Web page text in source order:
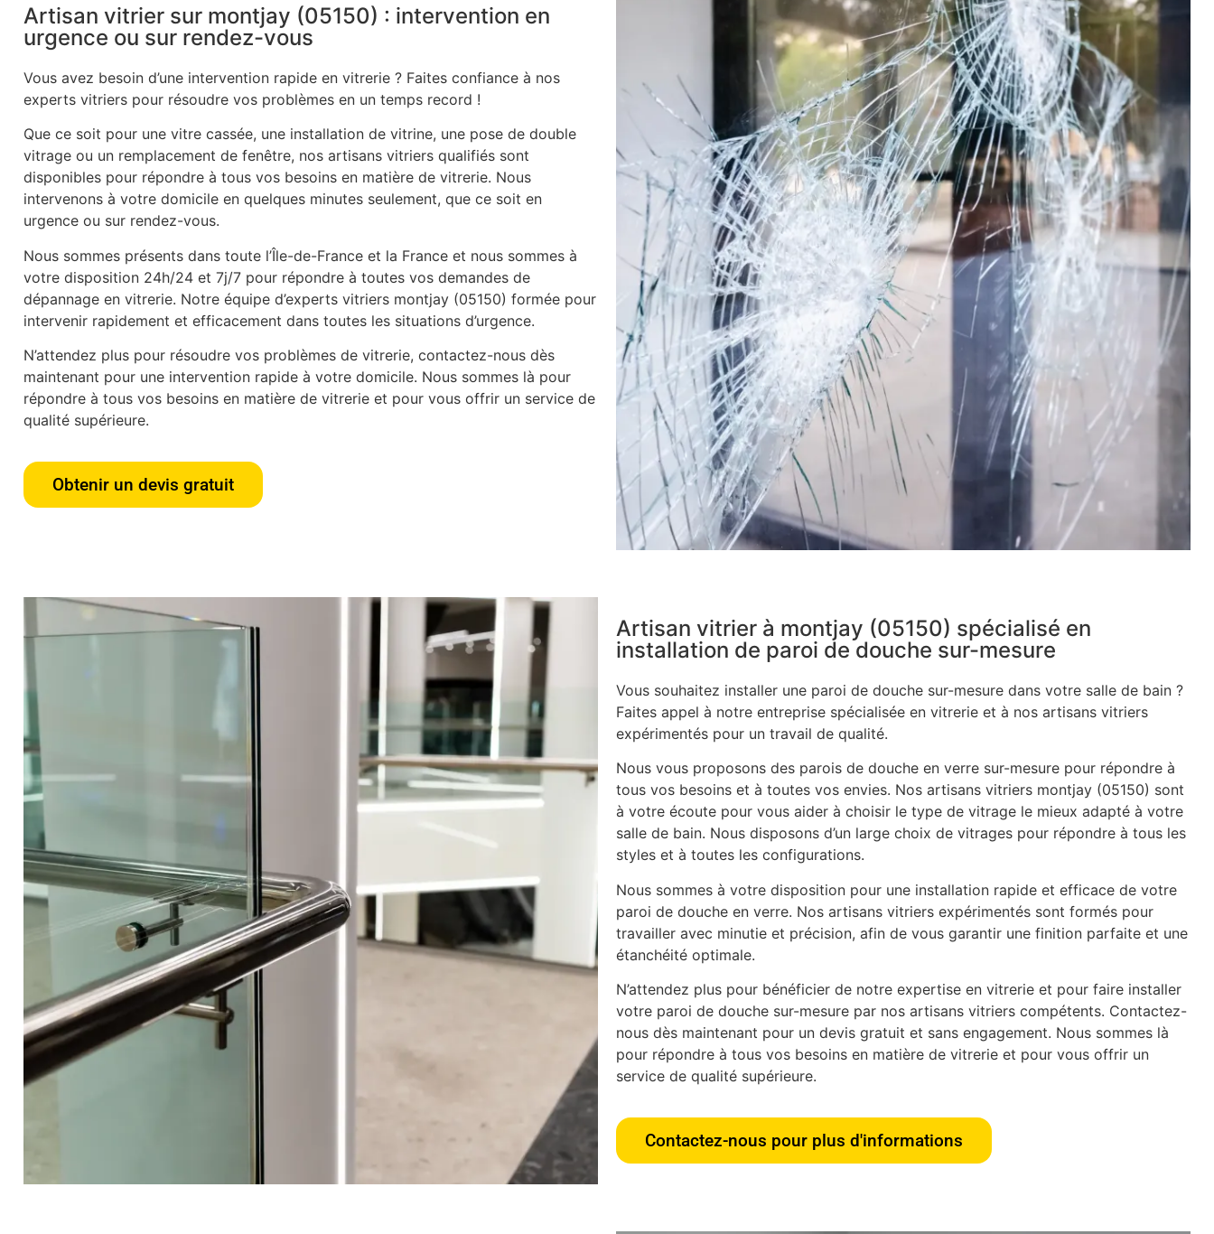
Artisan vitrier sur montjay (05150) : intervention en
urgence ou sur rendez-vous
Vous avez besoin d’une intervention rapide en vitrerie ? Faites confiance à nos
experts vitriers pour résoudre vos problèmes en un temps record !
Que ce soit pour une vitre cassée, une installation de vitrine, une pose de double
vitrage ou un remplacement de fenêtre, nos artisans vitriers qualifiés sont
disponibles pour répondre à tous vos besoins en matière de vitrerie. Nous
intervenons à votre domicile en quelques minutes seulement, que ce soit en
urgence ou sur rendez-vous.
Nous sommes présents dans toute l’Île-de-France et la France et nous sommes à
votre disposition 24h/24 et 7j/7 pour répondre à toutes vos demandes de
dépannage en vitrerie. Notre équipe d’experts vitriers montjay (05150) formée pour
intervenir rapidement et efficacement dans toutes les situations d’urgence.
N’attendez plus pour résoudre vos problèmes de vitrerie, contactez-nous dès
maintenant pour une intervention rapide à votre domicile. Nous sommes là pour
répondre à tous vos besoins en matière de vitrerie et pour vous offrir un service de
qualité supérieure.
Obtenir un devis gratuit
Artisan vitrier à montjay (05150) spécialisé en
installation de paroi de douche sur-mesure
Vous souhaitez installer une paroi de douche sur-mesure dans votre salle de bain ?
Faites appel à notre entreprise spécialisée en vitrerie et à nos artisans vitriers
expérimentés pour un travail de qualité.
Nous vous proposons des parois de douche en verre sur-mesure pour répondre à
tous vos besoins et à toutes vos envies. Nos artisans vitriers montjay (05150) sont
à votre écoute pour vous aider à choisir le type de vitrage le mieux adapté à votre
salle de bain. Nous disposons d’un large choix de vitrages pour répondre à tous les
styles et à toutes les configurations.
Nous sommes à votre disposition pour une installation rapide et efficace de votre
paroi de douche en verre. Nos artisans vitriers expérimentés sont formés pour
travailler avec minutie et précision, afin de vous garantir une finition parfaite et une
étanchéité optimale.
N’attendez plus pour bénéficier de notre expertise en vitrerie et pour faire installer
votre paroi de douche sur-mesure par nos artisans vitriers compétents. Contactez-
nous dès maintenant pour un devis gratuit et sans engagement. Nous sommes là
pour répondre à tous vos besoins en matière de vitrerie et pour vous offrir un
service de qualité supérieure.
Contactez-nous pour plus d'informations